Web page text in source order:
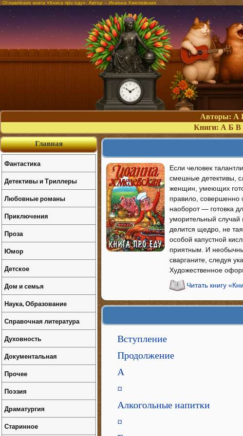
Оглавление книги «Книга про еду». Автор – Иоанна Хмелевская
Авторы: А
Книги: А Б В
Если человек
смешные детективы,
женщин, умеющих
правило, совершенно
наоборот — готовка
уморительный
делится щедро, не
особой капустной
приятным. И
сварганите, следуя
Художественное
Читать книгу
Вступление
Продолжение
А
¤
Алкогольные напитки
¤
Главная
Фантастика
Детективы и Триллеры
Любовные романы
Приключения
Проза
Юмор
Детское
Дом и семья
Наука, Образование
Справочная литература
Духовность
Документальная
Прочее
Поэзия
Драматургия
Старинное